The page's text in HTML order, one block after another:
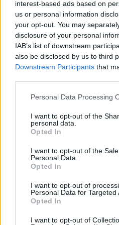
interest-based ads based on
us or personal information
your opt-out. You may
disclosure of your personal
IAB’s list of downstream
also be disclosed by us to third
Downstream Participants that
Personal Data Processing
I want to opt-out of the
personal data.
Opted In
I want to opt-out of the
Personal Data.
Opted In
I want to opt-out of
Personal Data for Targeted
Opted In
I want to opt-out of
Nowość
Jedną z tych osób był starszy
już kiedyś w życiu dał
w protestach. Inny był na
świadczyła nie tylko duża
badanego. Co ich łączy?
autorytetowi, co dało im siłę,
Ciekawostką jest również
sprzeciwu mają ateiści,
apostazję i osoby
obie grupy muszą wykazać
zamanifestować swoje
być ani ateistą w